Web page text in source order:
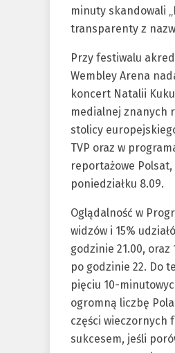
minuty skandowali
transparenty z
Przy festiwalu
Wembley Arena
koncert Natalii
medialnej znanych
stolicy
TVP oraz w
reportażowe Polsat,
poniedziałku 8.09.
Oglądalność w
widzów i 15%
godzinie 21.00,
po godzinie 22. Do
pięciu 10-
ogromną liczbę
części wieczornych
sukcesem, jeśli